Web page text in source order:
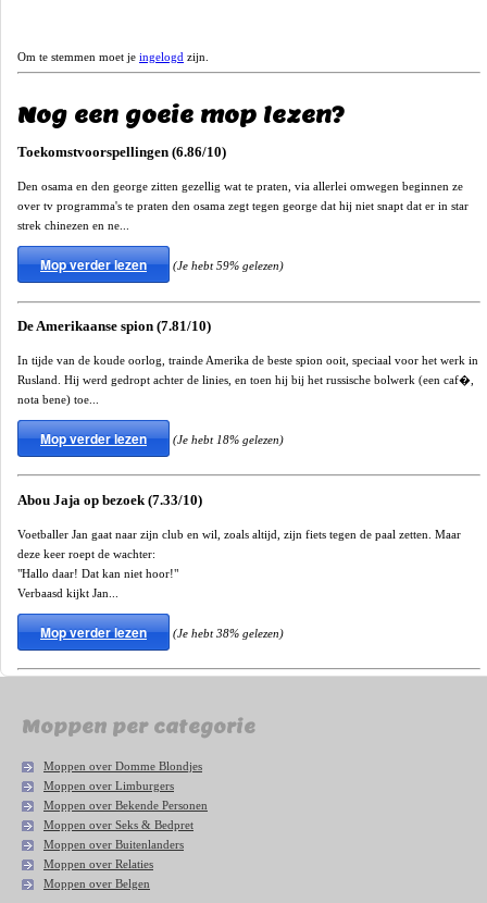
Om te stemmen moet je ingelogd zijn.
Nog een goeie mop lezen?
Toekomstvoorspellingen (6.86/10)
Den osama en den george zitten gezellig wat te praten, via allerlei omwegen beginnen ze
over tv programma's te praten den osama zegt tegen george dat hij niet snapt dat er in star
strek chinezen en ne...
Mop verder lezen (Je hebt 59% gelezen)
De Amerikaanse spion (7.81/10)
In tijde van de koude oorlog, trainde Amerika de beste spion ooit, speciaal voor het werk in
Rusland. Hij werd gedropt achter de linies, en toen hij bij het russische bolwerk (een caf�,
nota bene) toe...
Mop verder lezen (Je hebt 18% gelezen)
Abou Jaja op bezoek (7.33/10)
Voetballer Jan gaat naar zijn club en wil, zoals altijd, zijn fiets tegen de paal zetten. Maar
deze keer roept de wachter:
"Hallo daar! Dat kan niet hoor!"
Verbaasd kijkt Jan...
Mop verder lezen (Je hebt 38% gelezen)
Moppen per categorie
Moppen over Domme Blondjes
Moppen over Limburgers
Moppen over Bekende Personen
Moppen over Seks & Bedpret
Moppen over Buitenlanders
Moppen over Relaties
Moppen over Belgen